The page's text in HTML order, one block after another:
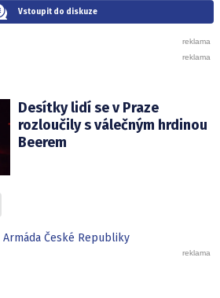
Vstoupit do diskuze
Desítky lidí se v Praze
rozloučily s válečným hrdinou
Beerem
Armáda České Republiky